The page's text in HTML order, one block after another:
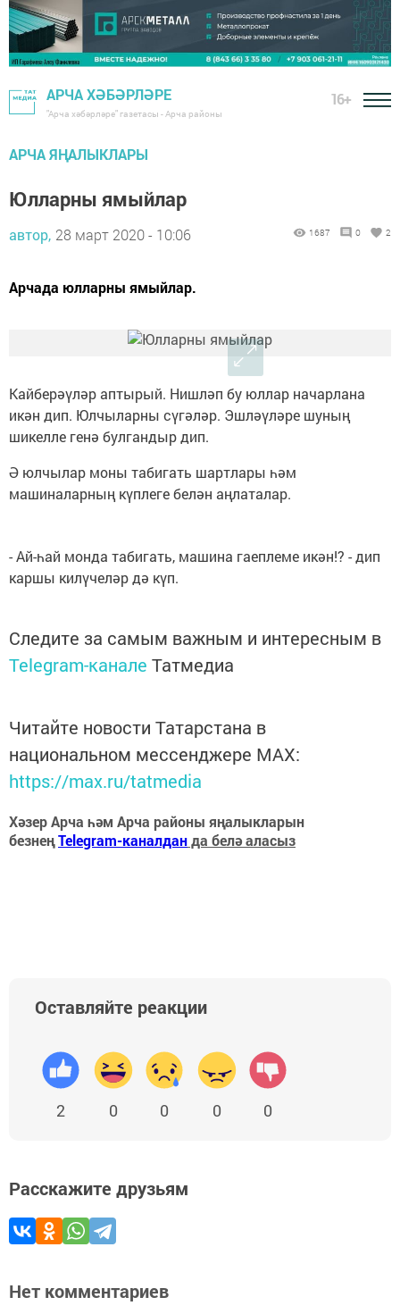
АРЧА ХӘБӘРЛӘРЕ
"Арча хәбәрләре" газетасы - Арча районы
16+
АРЧА ЯҢАЛЫКЛАРЫ
Юлларны ямыйлар
автор, 28 март 2020 - 10:06 1687 0 2
Арчада юлларны ямыйлар.
Кайберәүләр аптырый. Нишләп бу юллар начарлана
икән дип. Юлчыларны сүгәләр. Эшләүләре шуның
шикелле генә булгандыр дип.
Ә юлчылар моны табигать шартлары һәм
машиналарның күплеге белән аңлаталар.
- Ай-һай монда табигать, машина гаеплеме икән!? - дип
каршы килүчеләр дә күп.
Следите за самым важным и интересным в
Telegram-канале Татмедиа
Читайте новости Татарстана в
национальном мессенджере MАХ:
https://max.ru/tatmedia
Хәзер Арча һәм Арча районы яңалыкларын
безнеңTelegram-каналданда белә аласыз
Оставляйте реакции
2 0 0 0 0
Расскажите друзьям
Нет комментариев